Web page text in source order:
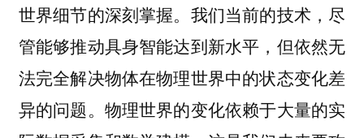
世界细节的深刻掌握。我们当前的技术，尽
管能够推动具身智能达到新水平，但依然无
法完全解决物体在物理世界中的状态变化差
异的问题。物理世界的变化依赖于大量的实